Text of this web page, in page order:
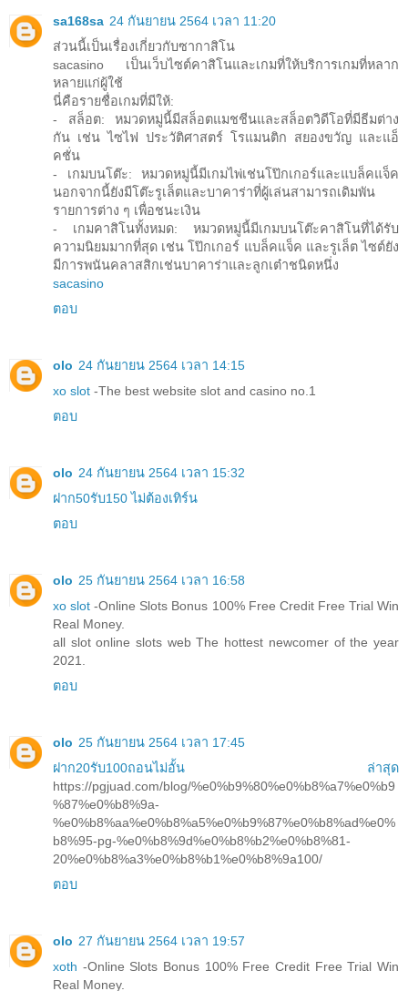
sa168sa 24 กันยายน 2564 เวลา 11:20
ส่วนนี้เป็นเรื่องเกี่ยวกับซากาสิโน
sacasino เป็นเว็บไซต์คาสิโนและเกมที่ให้บริการเกมที่หลาก
หลายแก่ผู้ใช้
นี่คือรายชื่อเกมที่มีให้:
- สล็อต: หมวดหมู่นี้มีสล็อตแมชชีนและสล็อตวิดีโอที่มีธีมต่าง
กัน เช่น ไซไฟ ประวัติศาสตร์ โรแมนติก สยองขวัญ และแอ็
คชั่น
- เกมบนโต๊ะ: หมวดหมู่นี้มีเกมไพ่เช่นโป๊กเกอร์และแบล็คแจ็ค
นอกจากนี้ยังมีโต๊ะรูเล็ตและบาคาร่าที่ผู้เล่นสามารถเดิมพัน
รายการต่าง ๆ เพื่อชนะเงิน
- เกมคาสิโนทั้งหมด: หมวดหมู่นี้มีเกมบนโต๊ะคาสิโนที่ได้รับ
ความนิยมมากที่สุด เช่น โป๊กเกอร์ แบล็คแจ็ค และรูเล็ต ไซต์ยัง
มีการพนันคลาสสิกเช่นบาคาร่าและลูกเต๋าชนิดหนึ่ง
sacasino
ตอบ
olo 24 กันยายน 2564 เวลา 14:15
xo slot -The best website slot and casino no.1
ตอบ
olo 24 กันยายน 2564 เวลา 15:32
ฝาก50รับ150 ไม่ต้องเทิร์น
ตอบ
olo 25 กันยายน 2564 เวลา 16:58
xo slot -Online Slots Bonus 100% Free Credit Free Trial Win
Real Money.
all slot online slots web The hottest newcomer of the year
2021.
ตอบ
olo 25 กันยายน 2564 เวลา 17:45
ฝาก20รับ100ถอนไม่อั้น ล่าสุด
https://pgjuad.com/blog/%e0%b9%80%e0%b8%a7%e0%b9
%87%e0%b8%9a-
%e0%b8%aa%e0%b8%a5%e0%b9%87%e0%b8%ad%e0%
b8%95-pg-%e0%b8%9d%e0%b8%b2%e0%b8%81-
20%e0%b8%a3%e0%b8%b1%e0%b8%9a100/
ตอบ
olo 27 กันยายน 2564 เวลา 19:57
xoth -Online Slots Bonus 100% Free Credit Free Trial Win
Real Money.